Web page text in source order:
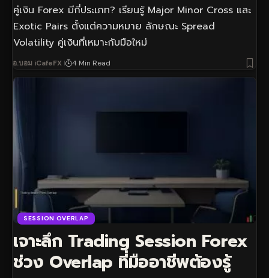
คู่เงิน Forex มีกี่ประเภท? เรียนรู้ Major Minor Cross และ
Exotic Pairs ตั้งแต่ความหมาย ลักษณะ Spread
Volatility คู่เงินที่เหมาะกับมือใหม่
อ.บอม iCafeFX 4 Min Read
SESSION OVERLAP
เจาะลึก Trading Session Forex
ช่วง Overlap ที่มืออาชีพต้องรู้